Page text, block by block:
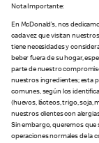
Nota Importante:
En McDonald’s, nos
cada vez que visitan
tiene necesidades y
beber fuera de su hogar,
parte de nuestro
nuestros ingredientes; esta
comunes, según los
(huevos, lácteos, trigo, soja,
nuestros clientes con
Sin embargo, queremos que
operaciones normales de la